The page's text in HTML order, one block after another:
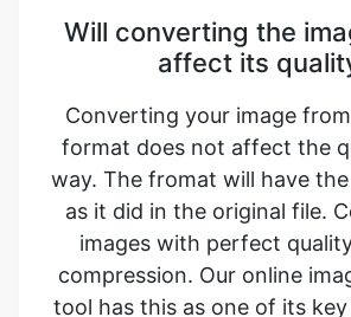
format does not affect the
way. The fromat will have the
as it did in the original file.
images with perfect
compression. Our online
tool has this as one of its key
make sure converted
highest quality. Anyone
tablet, laptop, or pc can